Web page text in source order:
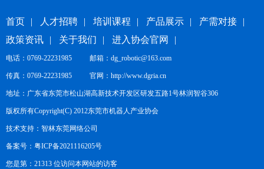
首页 | 人才招聘 | 培训课程 | 产品展示 | 产需对接
|
政策资讯
| 关于我们 | 进入协会官网 |
电话：0769-22231985 邮箱：dg_robotic@163.com
传真：0769-22231985 官网： http://www.dgria.cn
地址：广东省东莞市松山湖高新技术开发区研发五路1号林润智谷306
版权所有Copyright(C) 2012东莞市机器人产业协会
技术支持： 智林东莞网络公司
备案号： 粤ICP备2021116205号
您是第：21313 位访问本网站的访客